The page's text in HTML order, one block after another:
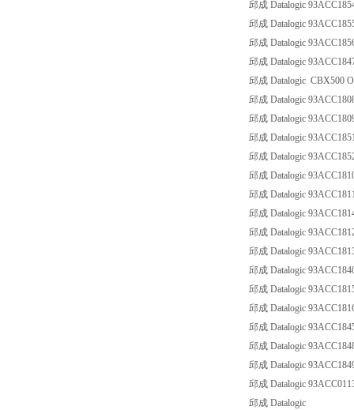
邱成 Datalogic
邱成 Datalogic
邱成 Datalogic
邱成 Datalogic
邱成 Datalogic CBX500
邱成 Datalogic
邱成 Datalogic
邱成 Datalogic
邱成 Datalogic
邱成 Datalogic
邱成 Datalogic
邱成 Datalogic
邱成 Datalogic
邱成 Datalogic
邱成 Datalogic
邱成 Datalogic
邱成 Datalogic
邱成 Datalogic
邱成 Datalogic
邱成 Datalogic
邱成 Datalogic
邱成 Datalogic